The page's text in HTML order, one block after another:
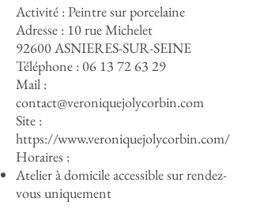
Activité : Peintre sur porcelaine
Adresse : 10 rue Michelet
92600 ASNIERES-SUR-SEINE
Téléphone :06 13 72 63 29
Mail :
contact@veroniquejolycorbin.com
Site :
https://www.veroniquejolycorbin.com/
Horaires :
Atelier à domicile accessible sur rendez-
vous uniquement